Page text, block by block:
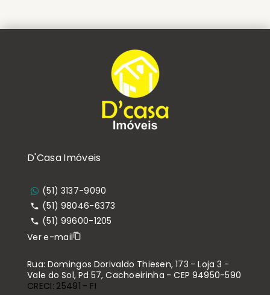
D'Casa Imóveis
(51) 3137-9090
(51) 98046-6373
(51) 99600-1205
Ver e-mail
Rua: Domingos Dorivaldo Thiesen, 173 - Loja 3 -
Vale do Sol, Pd 57, Cachoeirinha - CEP 94950-590
CRECI: 25491 - FI